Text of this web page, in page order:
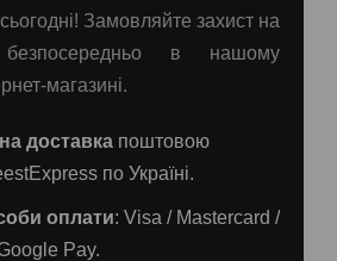
Замовляйте захист на
в нашому
магазині.
доставка поштовою
по Україні.
оплати: Visa / Mastercard /
Pay.